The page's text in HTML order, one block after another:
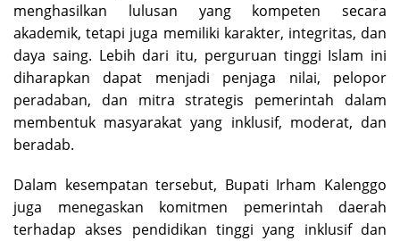
menghasilkan lulusan yang kompeten secara
akademik, tetapi juga memiliki karakter, integritas, dan
daya saing. Lebih dari itu, perguruan tinggi Islam ini
diharapkan dapat menjadi penjaga nilai, pelopor
peradaban, dan mitra strategis pemerintah dalam
membentuk masyarakat yang inklusif, moderat, dan
beradab.
Dalam kesempatan tersebut, Bupati Irham Kalenggo
juga menegaskan komitmen pemerintah daerah
terhadap akses pendidikan tinggi yang inklusif dan